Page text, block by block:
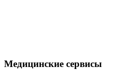
Медицинские сервисы